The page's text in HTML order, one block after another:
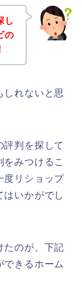
し
の
しれないと思
評判を探して
みつけるこ
度リショップ
はいかがでし
たのが、下記
できるホーム